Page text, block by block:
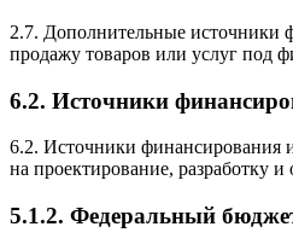
2.7. Дополнительные источники
продажу товаров или услуг под
6.2. Источники
6.2. Источники финансирования
на проектирование, разработку
5.1.2. Федеральный